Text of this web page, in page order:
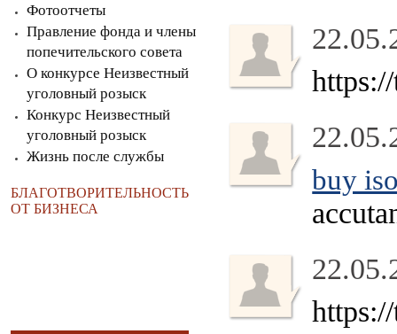
Фотоотчеты
Правление фонда и члены
попечительского совета
О конкурсе Неизвестный
уголовный розыск
Конкурс Неизвестный
уголовный розыск
Жизнь после службы
БЛАГОТВОРИТЕЛЬНОСТЬ
ОТ БИЗНЕСА
buy